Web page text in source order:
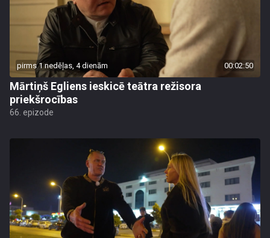
pirms 1 nedēļas, 4 dienām 00:02:50
Mārtiņš Egliens ieskicē teātra režisora
priekšrocības
66. epizode